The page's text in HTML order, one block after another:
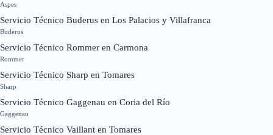
Aspes
Servicio Técnico Buderus en Los Palacios y Villafranca
Buderus
Servicio Técnico Rommer en Carmona
Rommer
Servicio Técnico Sharp en Tomares
Sharp
Servicio Técnico Gaggenau en Coria del Río
Gaggenau
Servicio Técnico Vaillant en Tomares